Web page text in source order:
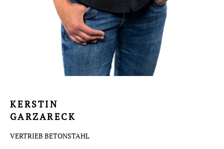
KERSTIN
GARZARECK
VERTRIEB BETONSTAHL